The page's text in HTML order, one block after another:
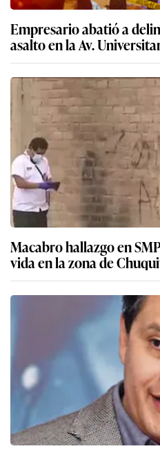
Empresario abatió a
asalto en la Av.
Macabro hallazgo en
vida en la zona de